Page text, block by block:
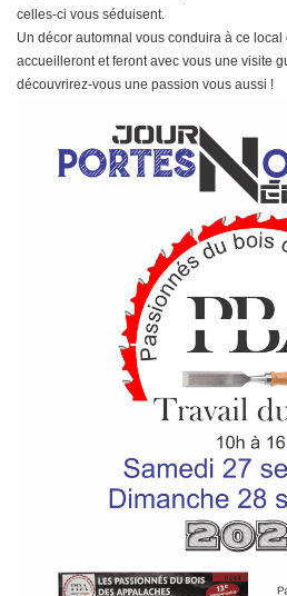
celles-ci vous séduisent.
Un décor automnal vous conduira à ce
accueilleront et feront avec vous une visite
découvrirez-vous une passion vous aussi !